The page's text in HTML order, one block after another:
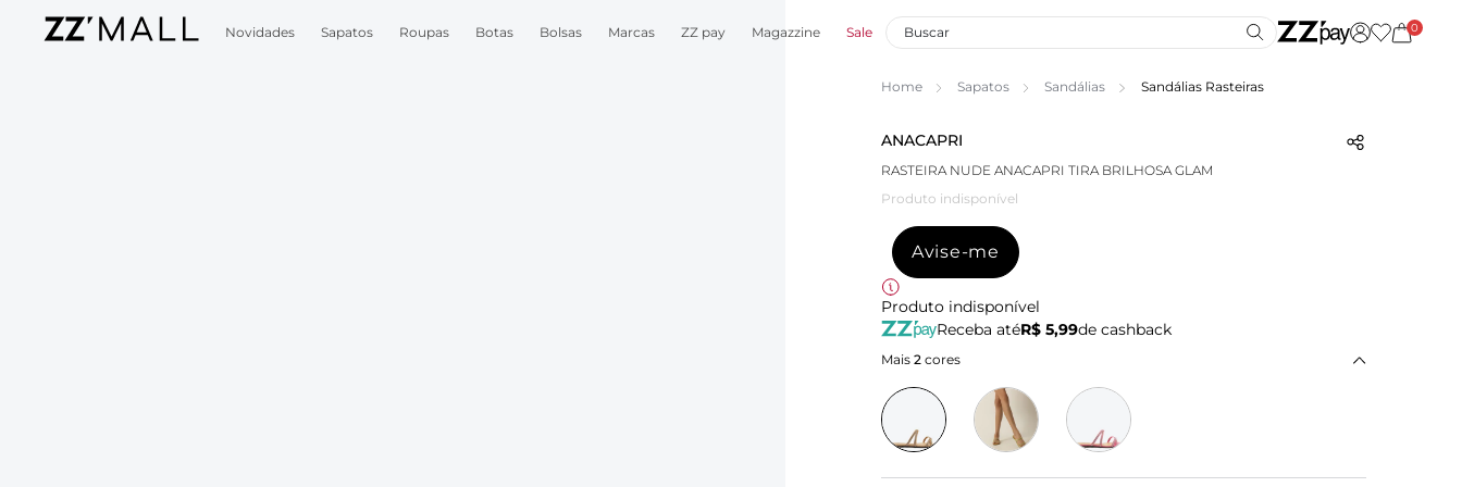
Novidades Sapatos Roupas Botas Bolsas Marcas ZZ pay Magazzine Sale 0
Home Sapatos Sandálias Sandálias Rasteiras
ANACAPRI
RASTEIRA NUDE ANACAPRI TIRA BRILHOSA GLAM
Produto indisponível
Avise-me
Produto indisponível
Receba atéR$ 5,99de cashback
Mais 2 cores